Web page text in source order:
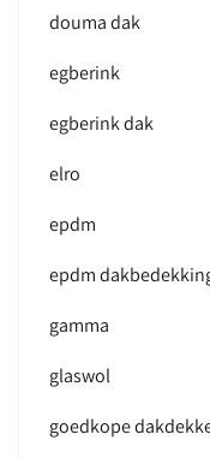
douma dak
egberink
egberink dak
elro
epdm
epdm
gamma
glaswol
goedkope